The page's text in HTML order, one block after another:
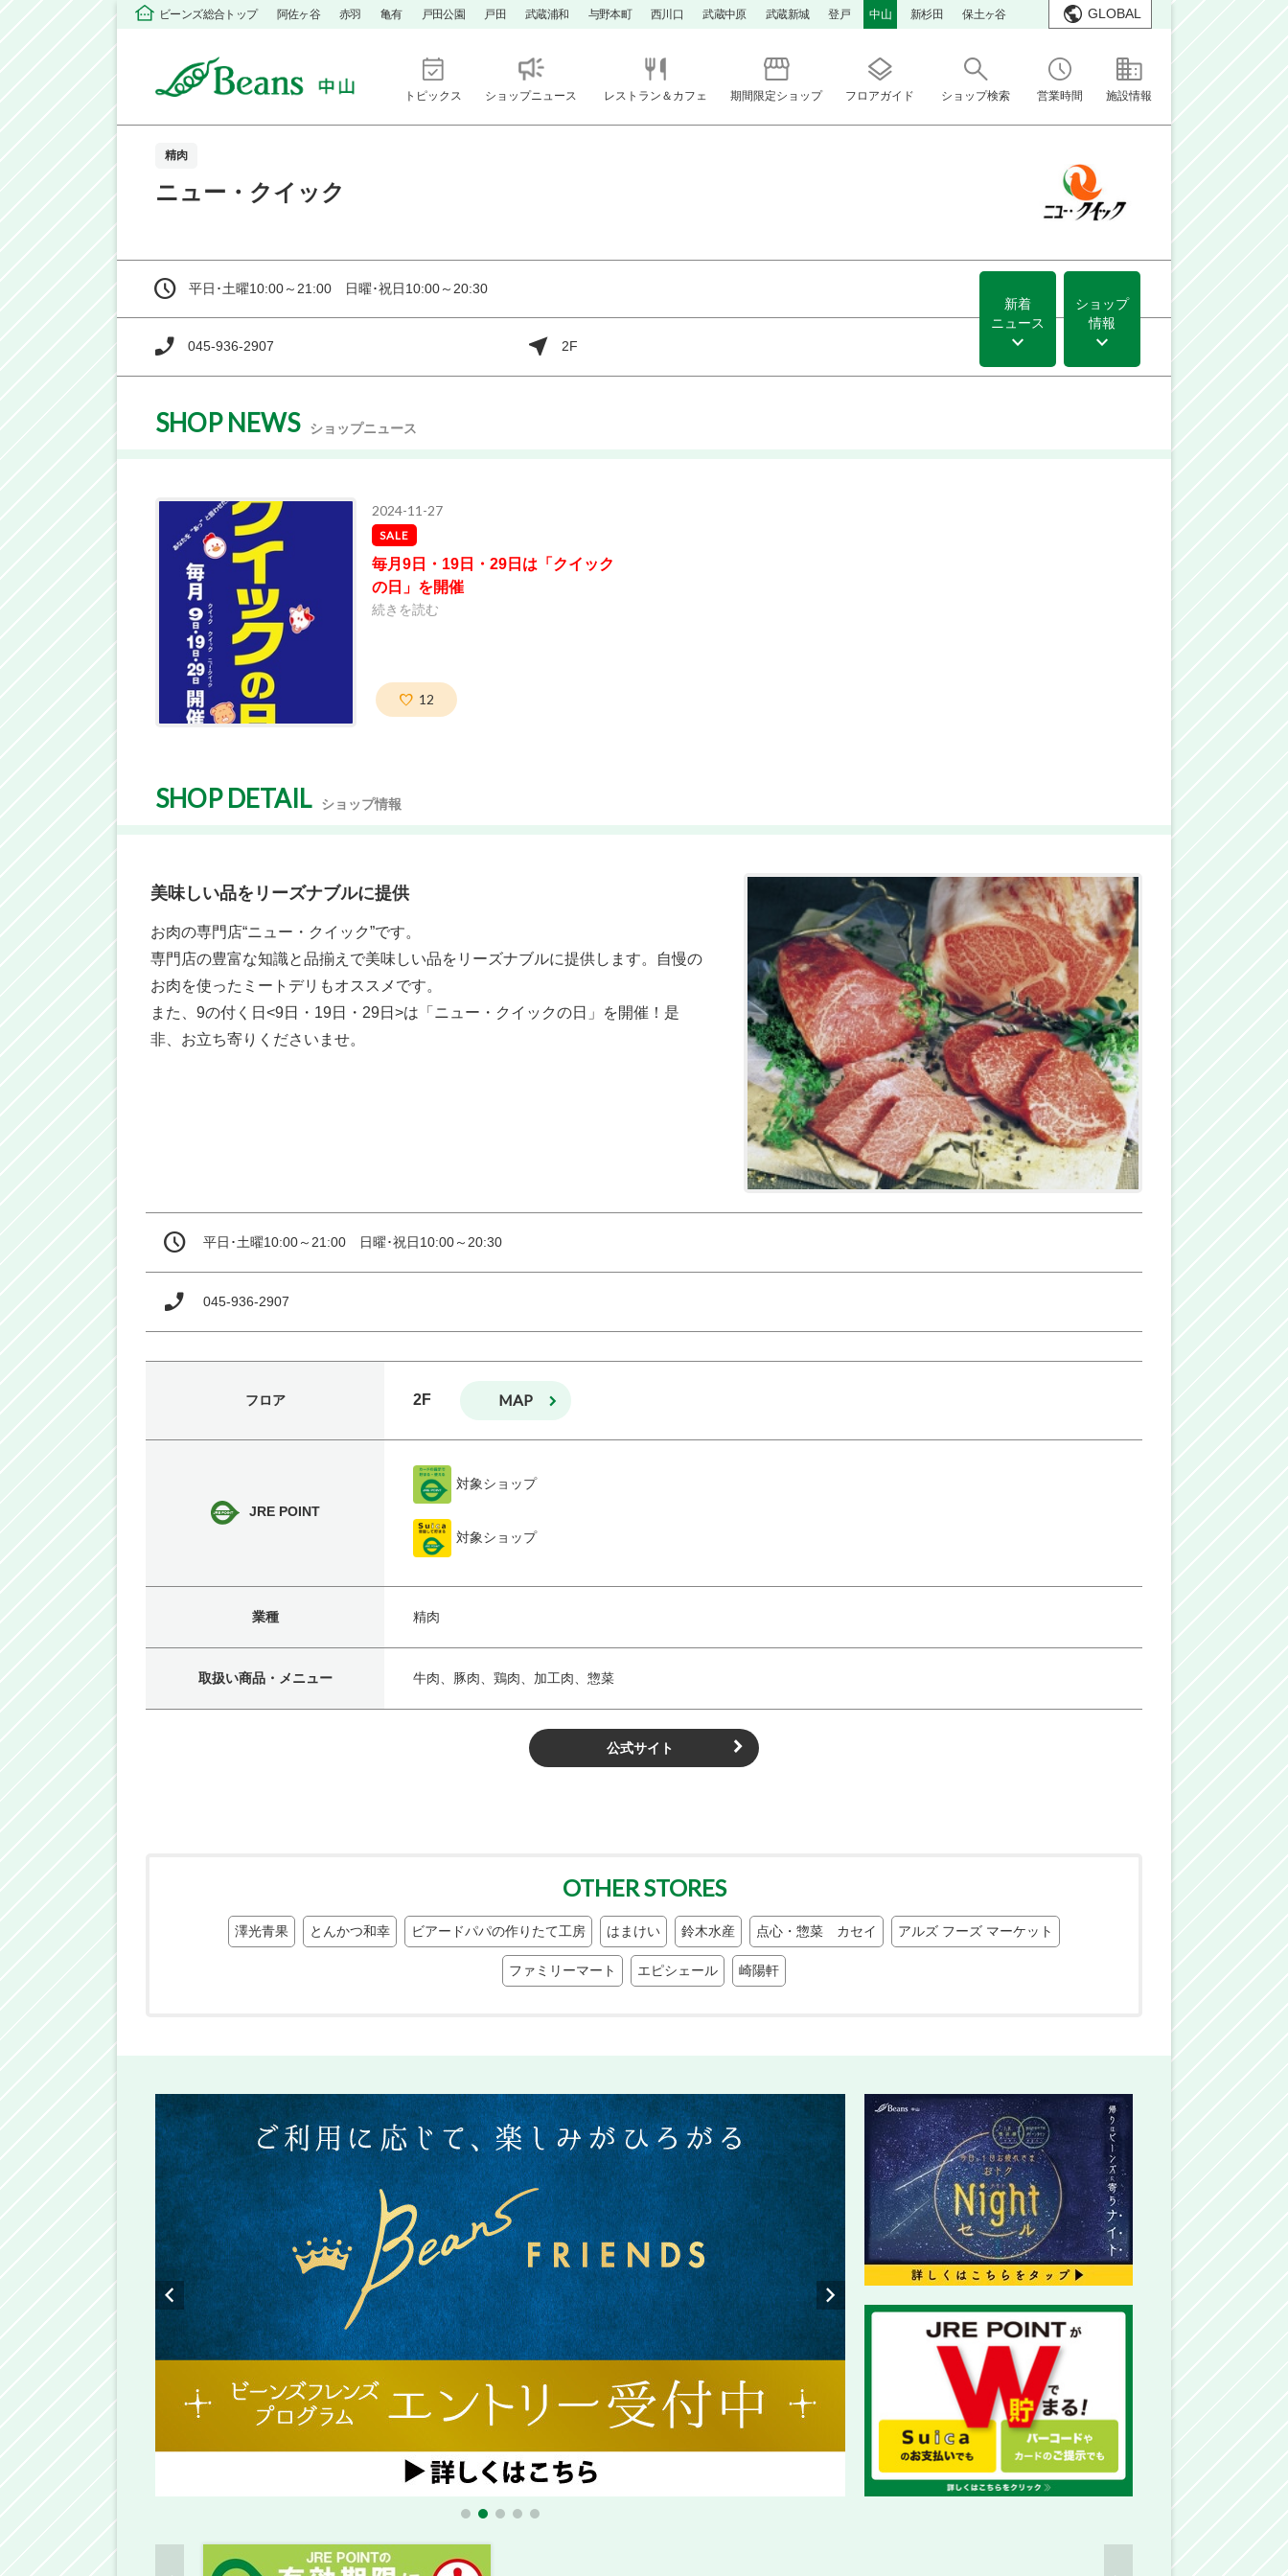
ビーンズ総合トップ 阿佐ヶ谷 赤羽 亀有 戸田公園 戸田 武蔵浦和 与野本町 西川口 武蔵中原 武蔵新城 登戸 中山 新杉田 保土ヶ谷 GLOBAL
トピックス ショップニュース レストラン＆カフェ 期間限定ショップ フロアガイド ショップ検索 営業時間 施設情報
精肉
ニュー・クイック
平日･土曜10:00～21:00 日曜･祝日10:00～20:30
045-936-2907 2F
新着
ニュース
ショップ
情報
SHOP NEWS ショップニュース
2024-11-27
SALE
毎月9日・19日・29日は「クイック
の日」を開催
続きを読む
12
SHOP DETAIL ショップ情報
美味しい品をリーズナブルに提供
お肉の専門店“ニュー・クイック”です。
専門店の豊富な知識と品揃えで美味しい品をリーズナブルに提供します。自慢の
お肉を使ったミートデリもオススメです。
また、9の付く日<9日・19日・29日>は「ニュー・クイックの日」を開催！是
非、お立ち寄りくださいませ。
平日･土曜10:00～21:00　日曜･祝日10:00～20:30
045-936-2907
フロア 2F MAP
JRE POINT
対象ショップ
対象ショップ
業種 精肉
取扱い商品・メニュー 牛肉、豚肉、鶏肉、加工肉、惣菜
公式サイト
OTHER STORES
澤光青果 とんかつ和幸 ビアードパパの作りたて工房 はまけい 鈴木水産 点心・惣菜 カセイ アルズ フーズ マーケット
ファミリーマート エピシェール 崎陽軒